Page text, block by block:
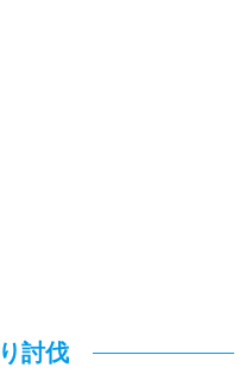
討伐